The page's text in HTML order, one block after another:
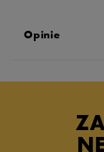
Opinie